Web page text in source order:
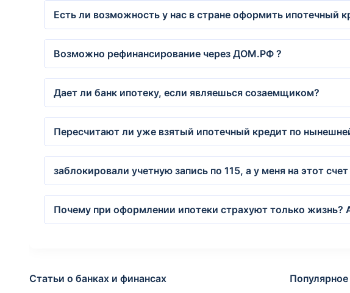
Есть ли возможность у нас в стране оформить ипотечный
Возможно рефинансирование через ДОМ.РФ ?
Дает ли банк ипотеку, если являешься созаемщиком?
Пересчитают ли уже взятый ипотечный кредит по
заблокировали учетную запись по 115, а у меня на этот
Почему при оформлении ипотеки страхуют только жизнь?
Статьи о банках и финансах Популярное